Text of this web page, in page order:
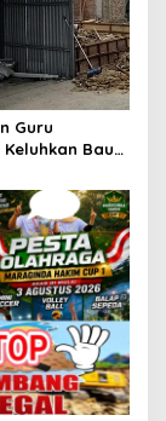
Guru
Bau
SOP